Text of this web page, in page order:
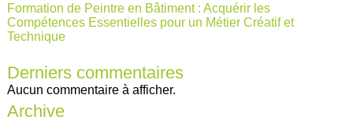
Formation de Peintre en Bâtiment : Acquérir les
Compétences Essentielles pour un Métier Créatif et
Technique
Derniers commentaires
Aucun commentaire à afficher.
Archive